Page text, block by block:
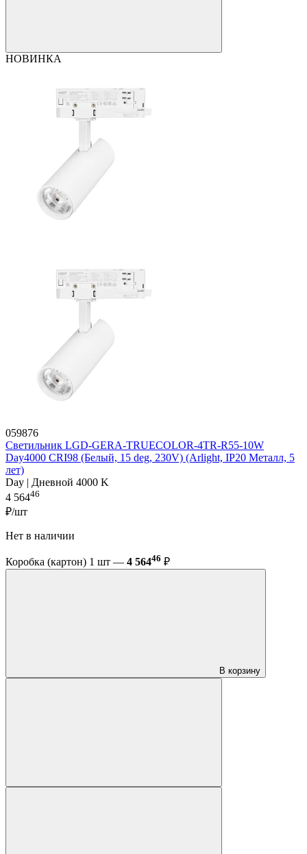
НОВИНКА
059876
Светильник LGD-GERA-TRUECOLOR-4TR-R55-10W
Day4000 CRI98 (Белый, 15 deg, 230V) (Arlight, IP20 Металл, 5
лет)
Day | Дневной 4000 K
4 56446
₽/шт
Нет в наличии
Коробка (картон) 1 шт — 4 56446 ₽
В корзину